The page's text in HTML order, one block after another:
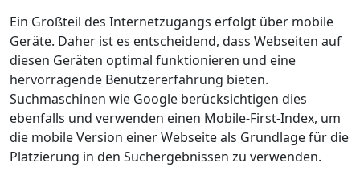
Ein Großteil des Internetzugangs erfolgt über mobile
Geräte. Daher ist es entscheidend, dass Webseiten auf
diesen Geräten optimal funktionieren und eine
hervorragende Benutzererfahrung bieten.
Suchmaschinen wie Google berücksichtigen dies
ebenfalls und verwenden einen Mobile-First-Index, um
die mobile Version einer Webseite als Grundlage für die
Platzierung in den Suchergebnissen zu verwenden.